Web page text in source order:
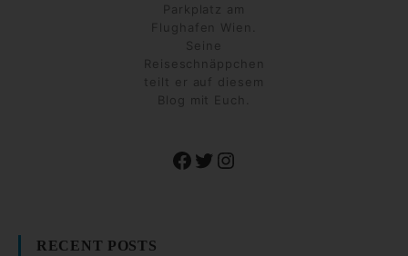
Parkplatz am
Flughafen Wien.
Seine
Reiseschnäppchen
teilt er auf diesem
Blog mit Euch.
Facebook
TwitterInstagram
RECENT POSTS